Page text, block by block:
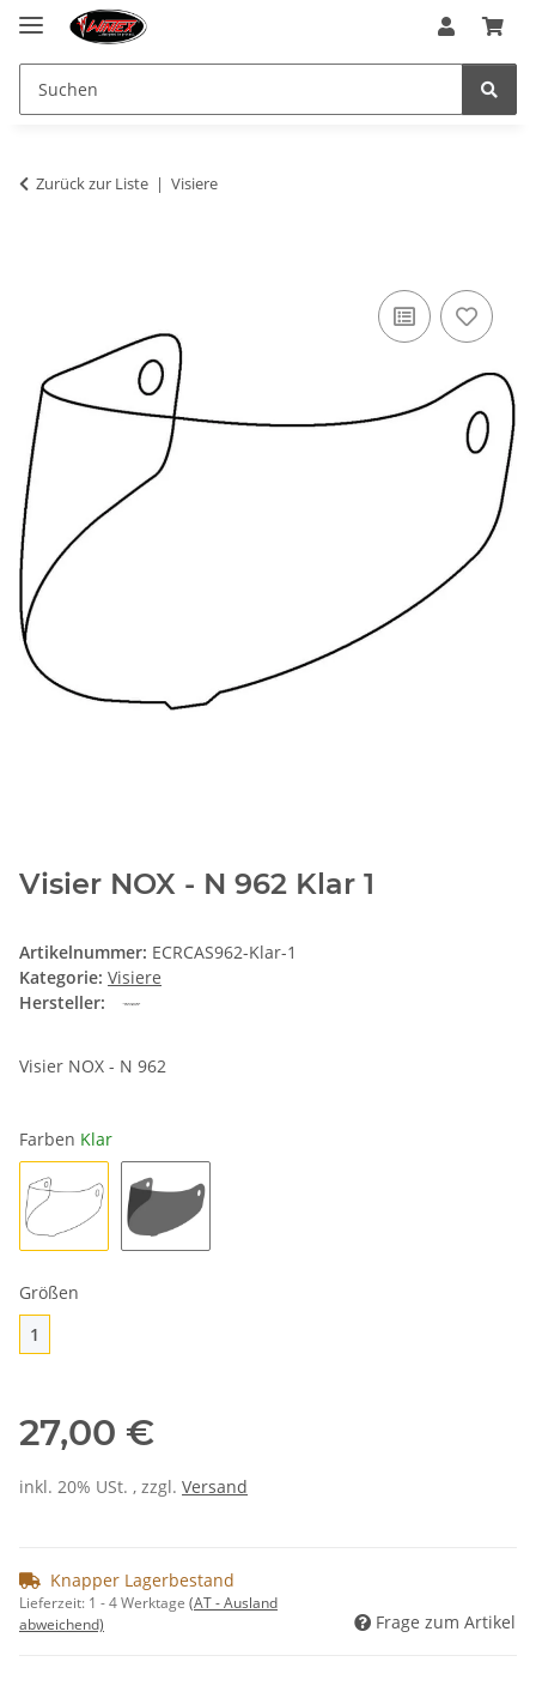
Zurück zur Liste Visiere
Visier NOX - N 962 Klar 1
Artikelnummer: ECRCAS962-Klar-1
Kategorie: Visiere
Hersteller:
Visier NOX - N 962
Farben Klar
Größen
1
27,00 €
inkl. 20% USt. , zzgl. Versand
Knapper Lagerbestand
Lieferzeit: 1 - 4 Werktage (AT - Ausland
abweichend)
Frage zum Artikel